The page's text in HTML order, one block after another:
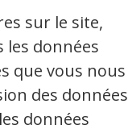
sur le site,
données
que vous nous
des données
données